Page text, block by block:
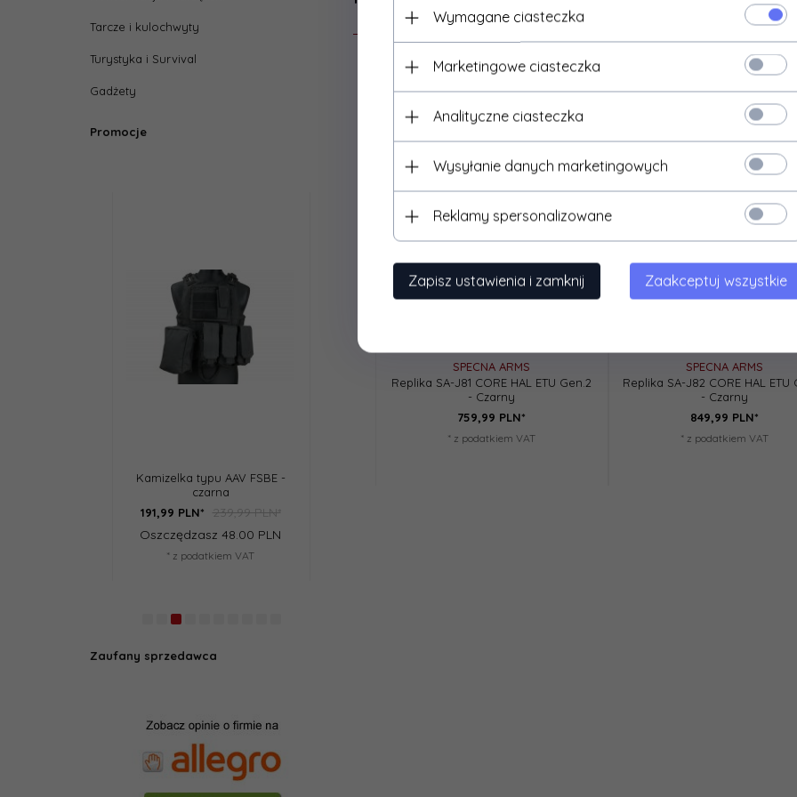
Tarcze i kulochwyty
Turystyka i Survival
Gadżety
Promocje
Mała torba zrzutowa - TAN
23,99 PLN* 29,99 PLN*
Oszczędzasz 6.00 PLN
* z podatkiem VAT
Zaufany sprzedawca
SPECNA ARMS
Replika SA-J81 CORE HAL ETU Gen.2
- Czarny
759,99 PLN*
* z podatkiem VAT
SPECNA ARMS
Replika SA-J82 CORE HAL ETU
- Czarny
849,99 PLN*
* z podatkiem VAT
Wymagane ciasteczka
Marketingowe ciasteczka
Analityczne ciasteczka
Wysyłanie danych marketingowych
Reklamy spersonalizowane
Zapisz ustawienia i zamknij Zaakceptuj wszystkie